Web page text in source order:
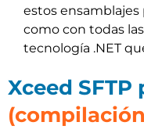
estos ensamblajes
como con todas
tecnología .NET
Xceed SFTP
(compilación